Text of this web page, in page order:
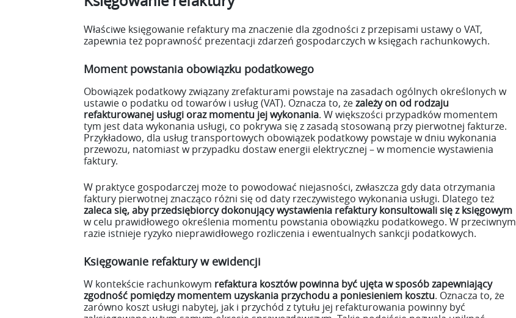
Właściwe księgowanie refaktury ma znaczenie dla zgodności z przepisami ustawy o VAT,
zapewnia też poprawność prezentacji zdarzeń gospodarczych w księgach rachunkowych.
Moment powstania obowiązku podatkowego
Obowiązek podatkowy związany zrefakturami powstaje na zasadach ogólnych określonych w
ustawie o podatku od towarów i usług (VAT). Oznacza to, żezależy on od rodzaju
refakturowanej usługi oraz momentu jej wykonania. W większości przypadków momentem
tym jest data wykonania usługi, co pokrywa się z zasadą stosowaną przy pierwotnej fakturze.
Przykładowo, dla usług transportowych obowiązek podatkowy powstaje w dniu wykonania
przewozu, natomiast w przypadku dostaw energii elektrycznej – w momencie wystawienia
faktury.
W praktyce gospodarczej może to powodować niejasności, zwłaszcza gdy data otrzymania
faktury pierwotnej znacząco różni się od daty rzeczywistego wykonania usługi. Dlatego też
zaleca się, aby przedsiębiorcy dokonujący wystawienia refaktury konsultowali się z księgowym
w celu prawidłowego określenia momentu powstania obowiązku podatkowego. W przeciwnym
razie istnieje ryzyko nieprawidłowego rozliczenia i ewentualnych sankcji podatkowych.
Księgowanie refaktury w ewidencji
W kontekście rachunkowym refaktura kosztów powinna być ujęta w sposób zapewniający
zgodność pomiędzy momentem uzyskania przychodu a poniesieniem kosztu. Oznacza to, że
zarówno koszt usługi nabytej, jak i przychód z tytułu jej refakturowania powinny być